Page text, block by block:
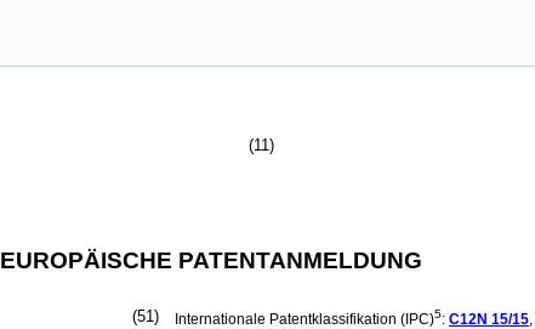
(11)
EUROPÄISCHE PATENTANMELDUNG
(51) Internationale Patentklassifikation (IPC)5: C12N 15/15,